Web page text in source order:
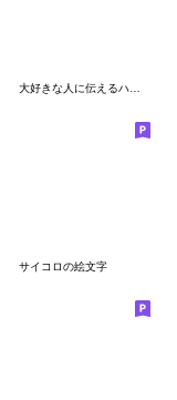
サイコロの絵文字